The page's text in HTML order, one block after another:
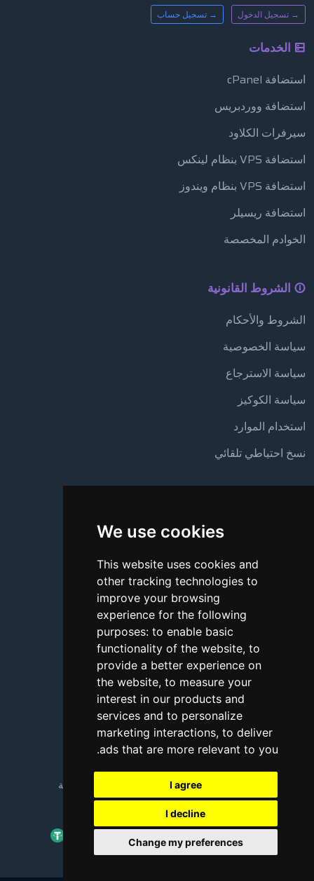
We use cookies
This website uses cookies and
other tracking technologies to
improve your browsing
experience for the following
purposes: to enable basic
functionality of the website, to
provide a better experience on
the website, to measure your
interest in our products and
services and to personalize
marketing interactions, to deliver
ads that are more relevant to you
.
I agree
I decline
Change my preferences
→ تسجيل الدخول → تسجيل حساب
الخدمات
استضافة cPanel
استضافة ووردبريس
سيرفرات الكلاود
استضافة VPS بنظام لينكس
استضافة VPS بنظام ويندوز
استضافة ريسيلر
الخوادم المخصصة
الشروط القانونية
الشروط والأحكام
سياسة الخصوصية
سياسة الاسترجاع
سياسة الكوكيز
استخدام الموارد
نسخ احتياطي تلقائي
الأسئلة الشائعة
طرق الدفع
أداة اختبار الاتصال
الإبلاغ عن إساءة استخدام
Copyright © 2018 - 2026 جميع الحقوق محفوظة